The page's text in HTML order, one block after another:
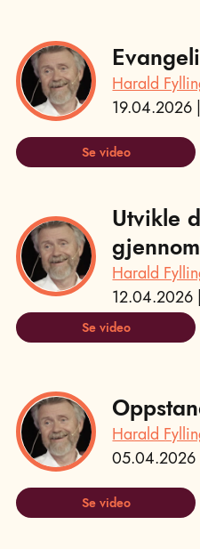
Harald
19.04.2026
Se video
Utvikle
Harald
12.04.2026
Se video
Harald
05.04.2026
Se video